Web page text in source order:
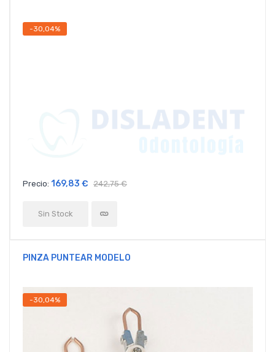
-30,04%
Precio: 169,83 € 242,75 €
Sin Stock
PINZA PUNTEAR MODELO
-30,04%